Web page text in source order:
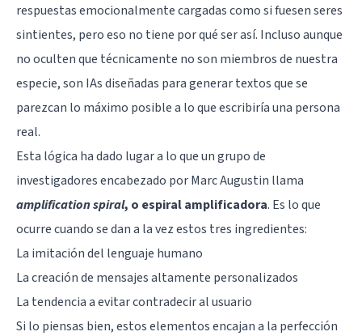
respuestas emocionalmente cargadas como si fuesen seres
sintientes, pero eso no tiene por qué ser así. Incluso aunque
no oculten que técnicamente no son miembros de nuestra
especie, son IAs diseñadas para generar textos que se
parezcan lo máximo posible a lo que escribiría una persona
real.
Esta lógica ha dado lugar a lo que un grupo de
investigadores encabezado por Marc Augustin llama
amplification spiral, o espiral amplificadora. Es lo que
ocurre cuando se dan a la vez estos tres ingredientes:
La imitación del lenguaje humano
La creación de mensajes altamente personalizados
La tendencia a evitar contradecir al usuario
Si lo piensas bien, estos elementos encajan a la perfección